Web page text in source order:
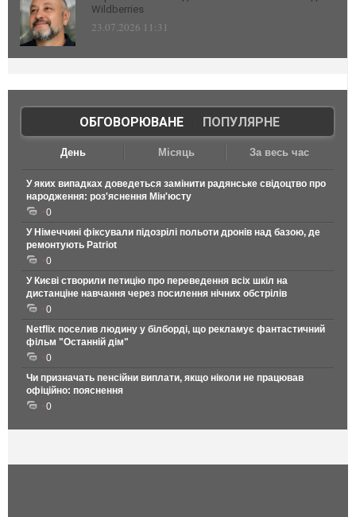
Wildberries
23.07.2026 11:31
ОБГОВОРЮВАНЕ| ПОПУЛЯРНЕ
День Місяць За весь час
У яких випадках доведеться замінити радянське свідоцтво про
народження: роз'яснення Мін'юсту
0
У Німеччині фіксували підозрілі польоти дронів над базою, де
ремонтують Patriot
0
У Києві створили петицію про переведення всіх шкіл на
дистанціне навчання через посилення нічних обстрілів
0
Netflix поселив людину у білборді, що рекламує фантастичний
фільм "Останній дім"
0
Чи призначать пенсійни виплати, якщо ніколи не працював
офіційно: пояснення
0